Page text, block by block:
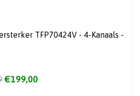
TFP70424V - 4-Kanaals -
€199,00